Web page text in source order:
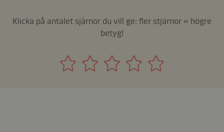
Klicka på antalet sjärnor du vill ge: fler stjärnor = högre
betyg!